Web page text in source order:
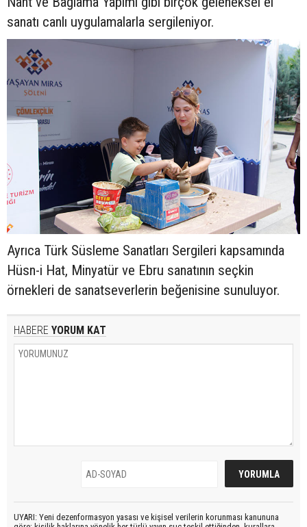
sanatı canlı uygulamalarla sergileniyor.
Ayrıca Türk Süsleme Sanatları Sergileri kapsamında
Hüsn-i Hat, Minyatür ve Ebru sanatının seçkin
örnekleri de sanatseverlerin beğenisine sunuluyor.
HABERE YORUM KAT
UYARI: Yeni dezenformasyon yasası ve kişisel verilerin korunması kanununa